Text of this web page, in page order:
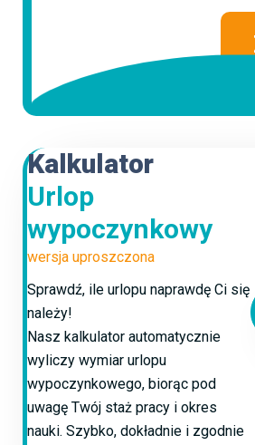
Kalkulator
Urlop
wypoczynkowy
wersja uproszczona
Sprawdź, ile urlopu naprawdę Ci się
należy!
Nasz kalkulator automatycznie
wyliczy wymiar urlopu
wypoczynkowego, biorąc pod
uwagę Twój staż pracy i okres
nauki. Szybko, dokładnie i zgodnie